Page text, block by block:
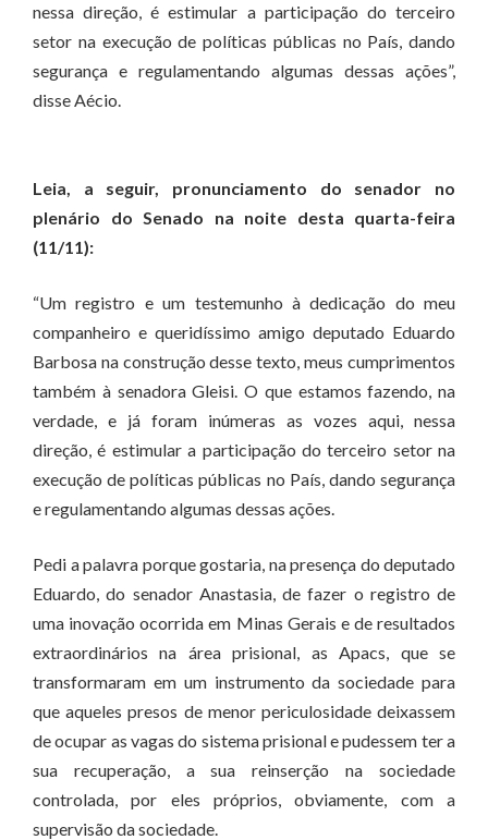
nessa direção, é estimular a participação do terceiro
setor na execução de políticas públicas no País, dando
segurança e regulamentando algumas dessas ações”,
disse Aécio.
Leia, a seguir, pronunciamento do senador no
plenário do Senado na noite desta quarta-feira
(11/11):
“Um registro e um testemunho à dedicação do meu
companheiro e queridíssimo amigo deputado Eduardo
Barbosa na construção desse texto, meus cumprimentos
também à senadora Gleisi. O que estamos fazendo, na
verdade, e já foram inúmeras as vozes aqui, nessa
direção, é estimular a participação do terceiro setor na
execução de políticas públicas no País, dando segurança
e regulamentando algumas dessas ações.
Pedi a palavra porque gostaria, na presença do deputado
Eduardo, do senador Anastasia, de fazer o registro de
uma inovação ocorrida em Minas Gerais e de resultados
extraordinários na área prisional, as Apacs, que se
transformaram em um instrumento da sociedade para
que aqueles presos de menor periculosidade deixassem
de ocupar as vagas do sistema prisional e pudessem ter a
sua recuperação, a sua reinserção na sociedade
controlada, por eles próprios, obviamente, com a
supervisão da sociedade.